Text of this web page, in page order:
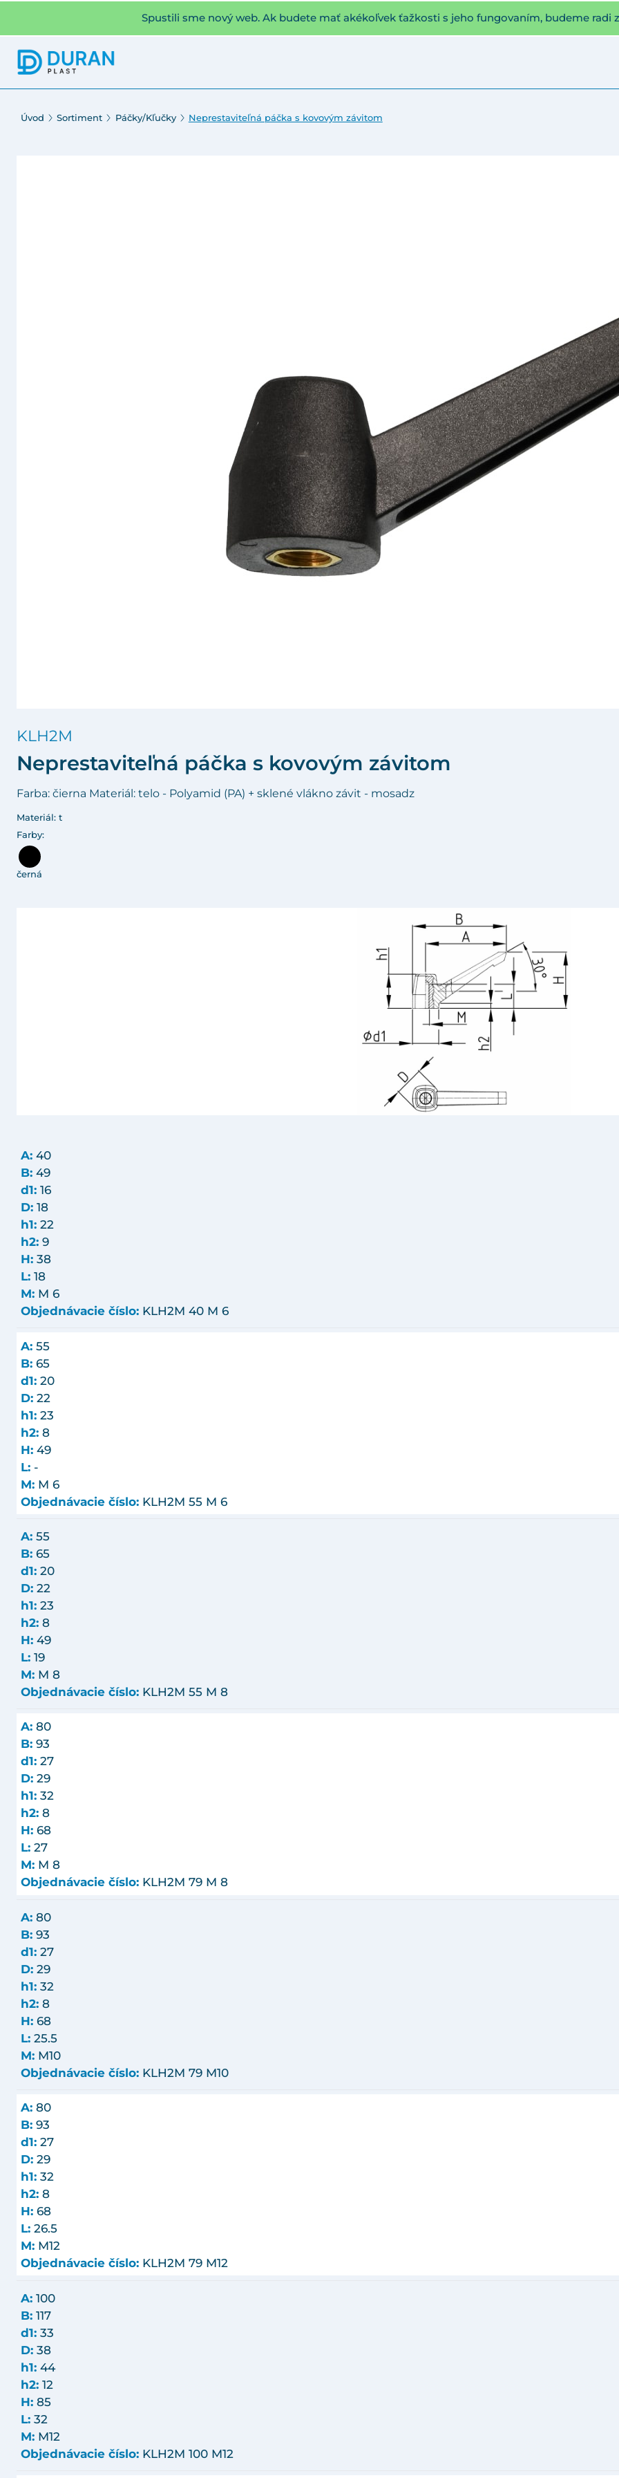
Spustili sme nový web. Ak budete mať akékoľvek ťažkosti s jeho fungovaním, budeme radi
Úvod Sortiment Páčky/Kľučky Neprestaviteľná páčka s kovovým závitom
KLH2M
Neprestaviteľná páčka s kovovým závitom
Farba: čierna Materiál: telo - Polyamid (PA) + sklené vlákno závit - mosadz
Materiál: t
Farby:
černá
A: 40
B: 49
d1: 16
D: 18
h1: 22
h2: 9
H: 38
L: 18
M: M 6
Objednávacie číslo: KLH2M 40 M 6
A: 55
B: 65
d1: 20
D: 22
h1: 23
h2: 8
H: 49
L: -
M: M 6
Objednávacie číslo: KLH2M 55 M 6
A: 55
B: 65
d1: 20
D: 22
h1: 23
h2: 8
H: 49
L: 19
M: M 8
Objednávacie číslo: KLH2M 55 M 8
A: 80
B: 93
d1: 27
D: 29
h1: 32
h2: 8
H: 68
L: 27
M: M 8
Objednávacie číslo: KLH2M 79 M 8
A: 80
B: 93
d1: 27
D: 29
h1: 32
h2: 8
H: 68
L: 25.5
M: M10
Objednávacie číslo: KLH2M 79 M10
A: 80
B: 93
d1: 27
D: 29
h1: 32
h2: 8
H: 68
L: 26.5
M: M12
Objednávacie číslo: KLH2M 79 M12
A: 100
B: 117
d1: 33
D: 38
h1: 44
h2: 12
H: 85
L: 32
M: M12
Objednávacie číslo: KLH2M 100 M12